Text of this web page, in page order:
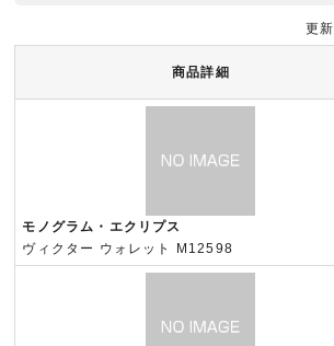
商品詳細
モノグラム・エクリプス
ヴィクター ウォレット M12598
更